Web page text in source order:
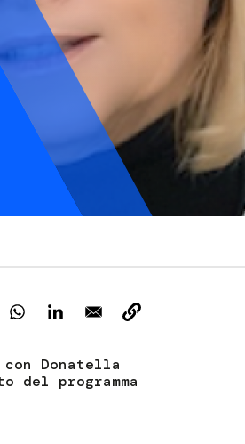
Servizi e accessibilità
Contatti
Biglietti
Donatella
programma